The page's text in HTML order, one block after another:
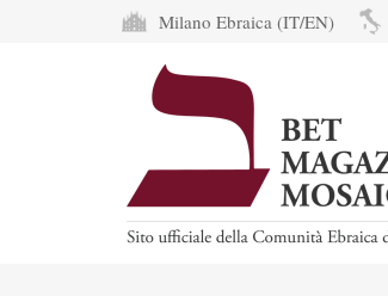
Milano Ebraica (IT/EN)